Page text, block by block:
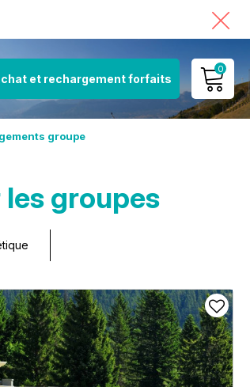
et rechargement forfaits
0
MON COMPTE
groupe
groupes